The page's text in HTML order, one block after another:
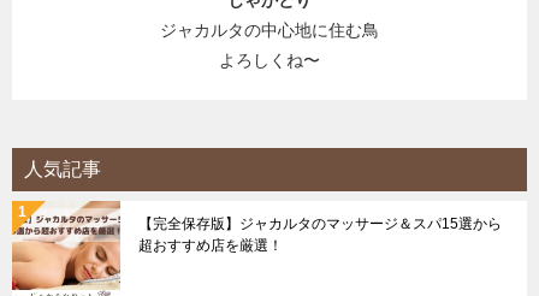
ジャカルタの中心地に住む鳥
よろしくね〜
人気記事
【完全保存版】ジャカルタのマッサージ＆スパ15選から
超おすすめ店を厳選！